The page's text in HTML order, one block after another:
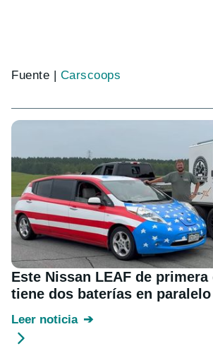
Fuente | Carscoops
Este Nissan LEAF de primera
tiene dos baterías en paralelo
Leer noticia